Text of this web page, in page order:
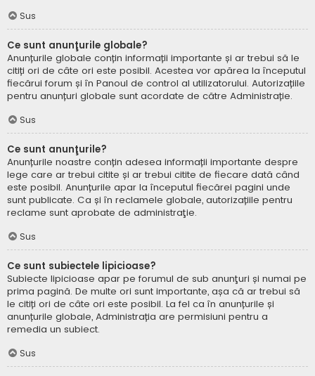
Sus
Ce sunt anunţurile globale?
Anunțurile globale conțin informații importante și ar trebui să le
citiți ori de câte ori este posibil. Acestea vor apărea la începutul
fiecărui forum și în Panoul de control al utilizatorului. Autorizațiile
pentru anunțuri globale sunt acordate de către Administrație.
Sus
Ce sunt anunţurile?
Anunțurile noastre conțin adesea informații importante despre
lege care ar trebui citite și ar trebui citite de fiecare dată când
este posibil. Anunțurile apar la începutul fiecărei pagini unde
sunt publicate. Ca și în reclamele globale, autorizațiile pentru
reclame sunt aprobate de administraţie.
Sus
Ce sunt subiectele lipicioase?
Subiecte lipicioase apar pe forumul de sub anunţuri și numai pe
prima pagină. De multe ori sunt importante, așa că ar trebui să
le citiți ori de câte ori este posibil. La fel ca în anunțurile și
anunțurile globale, Administrația are permisiuni pentru a
remedia un subiect.
Sus